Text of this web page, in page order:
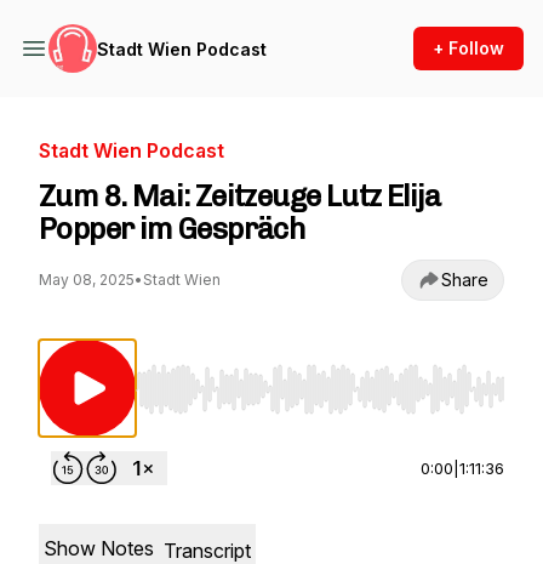
Stadt Wien Podcast + Follow
Stadt Wien Podcast
Zum 8. Mai: Zeitzeuge Lutz Elija
Popper im Gespräch
May 08, 2025• Stadt Wien Share
Use Left/Right to seek, Home/End to jump to
0:00 1:11:36
Show Notes Transcript